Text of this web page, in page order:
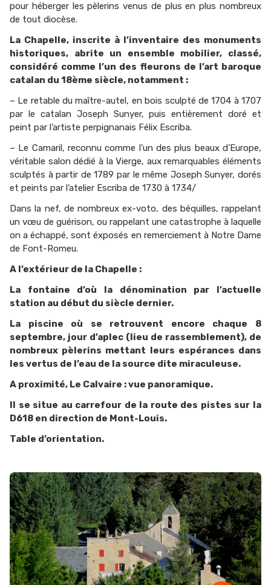
pour héberger les pèlerins venus de plus en plus nombreux
de tout diocèse.
La Chapelle, inscrite à l’inventaire des monuments
historiques, abrite un ensemble mobilier, classé,
considéré comme l’un des fleurons de l’art baroque
catalan du 18ème siècle, notamment :
– Le retable du maître-autel, en bois sculpté de 1704 à 1707
par le catalan Joseph Sunyer, puis entièrement doré et
peint par l’artiste perpignanais Félix Escriba.
– Le Camaril, reconnu comme l’un des plus beaux d’Europe,
véritable salon dédié à la Vierge, aux remarquables éléments
sculptés à partir de 1789 par le même Joseph Sunyer, dorés
et peints par l’atelier Escriba de 1730 à 1734/
Dans la nef, de nombreux ex-voto, des béquilles, rappelant
un vœu de guérison, ou rappelant une catastrophe à laquelle
on a échappé, sont éxposés en remerciement à Notre Dame
de Font-Romeu.
A l’extérieur de la Chapelle :
La fontaine d’où la dénomination par l’actuelle
station au début du siècle dernier.
La piscine où se retrouvent encore chaque 8
septembre, jour d’aplec (lieu de rassemblement), de
nombreux pèlerins mettant leurs espérances dans
les vertus de l’eau de la source dite miraculeuse.
A proximité, Le Calvaire : vue panoramique.
Il se situe au carrefour de la route des pistes sur la
D618 en direction de Mont-Louis.
Table d’orientation.